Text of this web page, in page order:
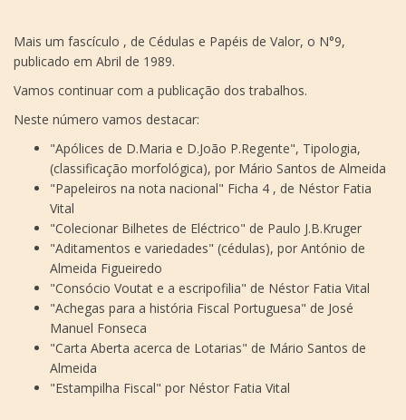
Mais um fascículo , de Cédulas e Papéis de Valor, o N°9,
publicado em Abril de 1989.
Vamos continuar com a publicação dos trabalhos.
Neste número vamos destacar:
"Apólices de D.Maria e D.João P.Regente", Tipologia,
(classificação morfológica), por Mário Santos de Almeida
"Papeleiros na nota nacional" Ficha 4 , de Néstor Fatia
Vital
"Colecionar Bilhetes de Eléctrico" de Paulo J.B.Kruger
"Aditamentos e variedades" (cédulas), por António de
Almeida Figueiredo
"Consócio Voutat e a escripofilia" de Néstor Fatia Vital
"Achegas para a história Fiscal Portuguesa" de José
Manuel Fonseca
"Carta Aberta acerca de Lotarias" de Mário Santos de
Almeida
"Estampilha Fiscal" por Néstor Fatia Vital